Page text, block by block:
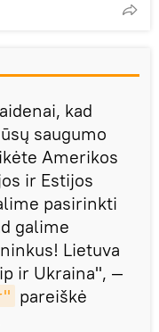
kad
saugumo
Amerikos
ir Estijos
pasirinkti
galime
Lietuva
ir Ukraina", —
pareiškė